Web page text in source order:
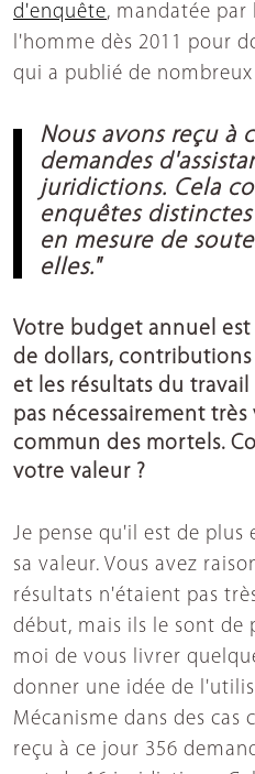
d'enquête, mandatée par
l'homme dès 2011 pour
qui a publié de
Nous avons reçu à
demandes
juridictions. Cela
enquêtes
en mesure de
elles."
Votre budget annuel
de dollars,
et les résultats du
pas nécessairement
commun des mortels.
votre valeur ?
Je pense qu'il est de
sa valeur. Vous avez
résultats n'étaient pas
début, mais ils le sont de
moi de vous livrer
donner une idée de
Mécanisme dans des cas
reçu à ce jour 356